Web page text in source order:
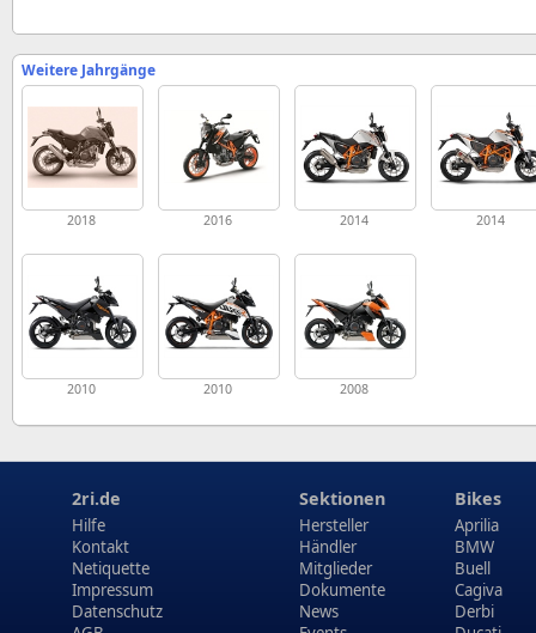
Weitere Jahrgänge
2018 2016 2014 2014
2010 2010 2008
2ri.de
Hilfe
Kontakt
Netiquette
Impressum
Datenschutz
Sektionen
Hersteller
Händler
Mitglieder
Dokumente
News
Bikes
Aprilia
BMW
Buell
Cagiva
Derbi